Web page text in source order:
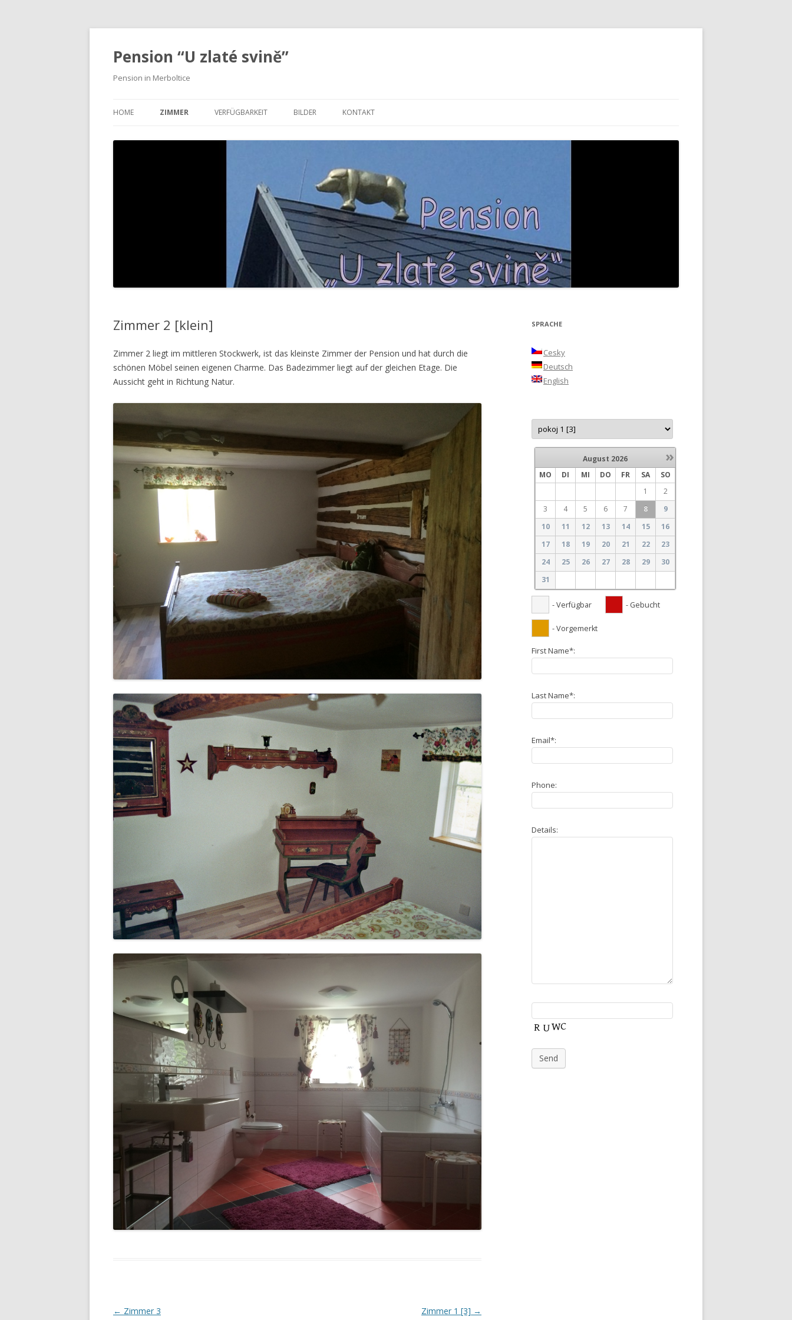
Pension “U zlaté svině”
Pension in Merboltice
HOME ZIMMER
ZIMMER 4 [MIT EIGENEM KLEINEM
VERFÜGBARKEIT BILDER KONTAKT
Zimmer 2 [klein]
Zimmer 2 liegt im mittleren Stockwerk, ist das kleinste Zimmer der Pension und hat durch die
schönen Möbel seinen eigenen Charme. Das Badezimmer liegt auf der gleichen Etage. Die
Aussicht geht in Richtung Natur.
Beitrags-
← Zimmer 3 Zimmer 1 [3] →
SPRACHE
Cesky
Deutsch
English
»
August 2026
MO
DI MI DO FR SA
SO
1
2
3
4 5 6 7 8
9
10
11 12 13 14 15
16
17
18 19 20 21 22
23
24
25 26 27 28 29
30
31
- Verfügbar - Gebucht
- Vorgemerkt
First Name*:
Last Name*:
Email*:
Phone:
Details: